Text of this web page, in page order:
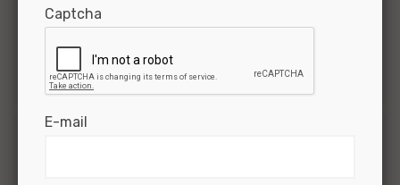
Opleidingsniveau
Captcha
E-mail